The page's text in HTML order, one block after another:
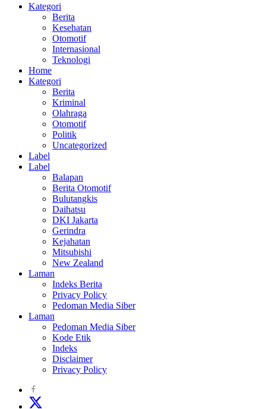
Kategori
Berita
Kesehatan
Otomotif
Internasional
Teknologi
Home
Kategori
Berita
Kriminal
Olahraga
Otomotif
Politik
Uncategorized
Label
Label
Balapan
Berita Otomotif
Bulutangkis
Daihatsu
DKI Jakarta
Gerindra
Kejahatan
Mitsubishi
New Zealand
Laman
Indeks Berita
Privacy Policy
Pedoman Media Siber
Laman
Pedoman Media Siber
Kode Etik
Indeks
Disclaimer
Privacy Policy